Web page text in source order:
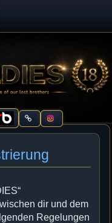
dir und dem
Regelungen